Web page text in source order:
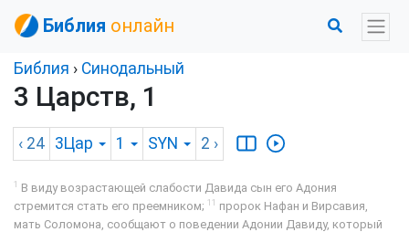
Библия онлайн
Библия › Синодальный
3 Царств, 1
‹ 24 3Цар 1 SYN 2 ›
1 В виду возрастающей слабости Давида сын его Адония
стремится стать его преемником; 11 пророк Нафан и Вирсавия,
мать Соломона, сообщают о поведении Адонии Давиду, который